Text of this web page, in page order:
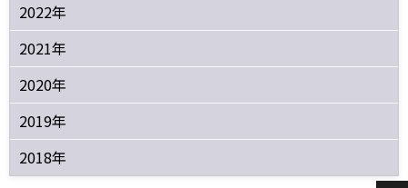
2022年
2021年
2020年
2019年
2018年